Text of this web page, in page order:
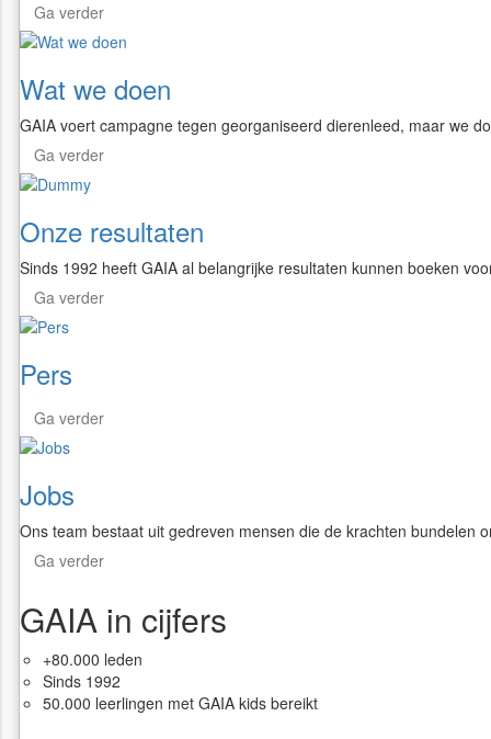
Ga verder
Wat we doen
GAIA voert campagne tegen georganiseerd dierenleed, maar we
Ga verder
Onze resultaten
Sinds 1992 heeft GAIA al belangrijke resultaten kunnen boeken
Ga verder
Pers
Ga verder
Jobs
Ons team bestaat uit gedreven mensen die de krachten bundelen
Ga verder
GAIA in cijfers
+80.000 leden
Sinds 1992
50.000 leerlingen met GAIA kids bereikt